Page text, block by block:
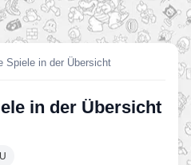
Spiele in der Übersicht
in der Übersicht